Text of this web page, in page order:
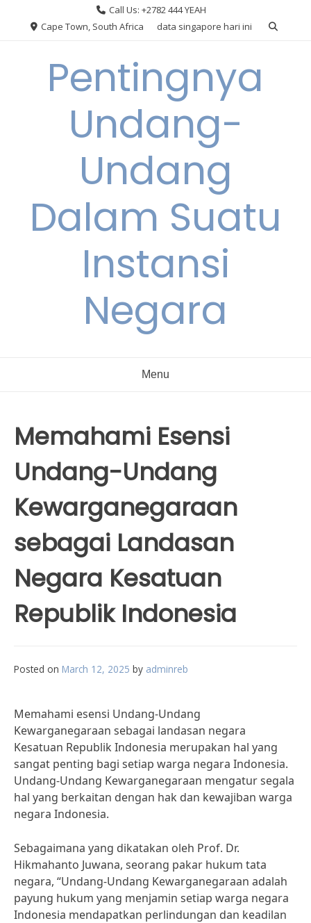
Call Us: +2782 444 YEAH
Cape Town, South Africa
data singapore hari ini
Pentingnya
Undang-
Undang
Dalam Suatu
Instansi
Negara
Menu
Memahami Esensi
Undang-Undang
Kewarganegaraan
sebagai Landasan
Negara Kesatuan
Republik Indonesia
Posted on March 12, 2025 by adminreb
Memahami esensi Undang-Undang
Kewarganegaraan sebagai landasan negara
Kesatuan Republik Indonesia merupakan hal yang
sangat penting bagi setiap warga negara Indonesia.
Undang-Undang Kewarganegaraan mengatur segala
hal yang berkaitan dengan hak dan kewajiban warga
negara Indonesia.
Sebagaimana yang dikatakan oleh Prof. Dr.
Hikmahanto Juwana, seorang pakar hukum tata
negara, “Undang-Undang Kewarganegaraan adalah
payung hukum yang menjamin setiap warga negara
Indonesia mendapatkan perlindungan dan keadilan